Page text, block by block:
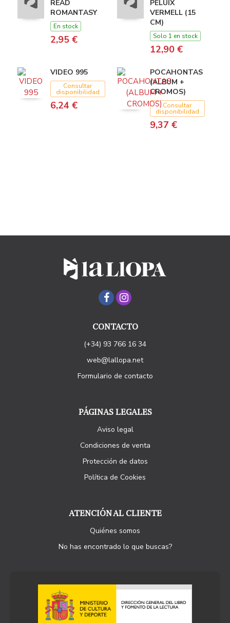
READ
ROMANTASY
En stock
2,95 €
PELUIX
VERMELL (15
CM)
Solo 1 en stock
12,90 €
VIDEO 995
Consultar
disponibilidad
6,24 €
POCAHONTAS
(ALBUM +
CROMOS)
Consultar
disponibilidad
9,37 €
CONTACTO
(+34) 93 766 16 34
web@lallopa.net
Formulario de contacto
PÁGINAS LEGALES
Aviso legal
Condiciones de venta
Protección de datos
Política de Cookies
ATENCIÓN AL CLIENTE
Quiénes somos
No has encontrado lo que buscas?